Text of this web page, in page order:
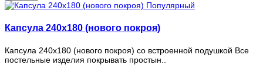
Популярный
Капсула 240х180 (нового покроя)
Капсула 240х180 (нового покроя) со встроенной подушкой Все
постельные изделия покрывать простын..